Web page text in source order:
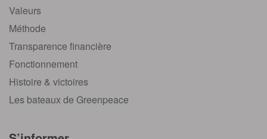
Valeurs
Méthode
Transparence financière
Fonctionnement
Histoire & victoires
Les bateaux de Greenpeace